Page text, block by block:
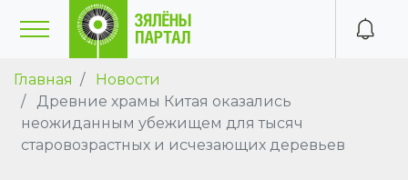
Главная
Новости
Древние храмы Китая оказались
неожиданным убежищем для тысяч
старовозрастных и исчезающих деревьев